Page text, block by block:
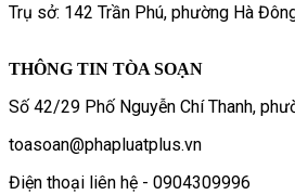
Trụ sở: 142 Trần Phú, phường Hà
THÔNG TIN TÒA SOẠN
Số 42/29 Phố Nguyễn Chí Thanh,
toasoan@phapluatplus.vn
Điện thoại liên hệ - 0904309996